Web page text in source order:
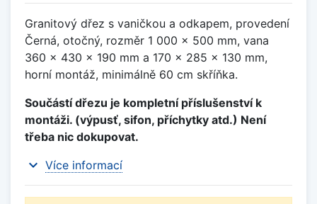
Granitový dřez s vaničkou a odkapem, provedení
Černá, otočný, rozměr 1 000 x 500 mm, vana
360 x 430 x 190 mm a 170 x 285 x 130 mm,
horní montáž, minimálně 60 cm skříňka.
Součástí dřezu je kompletní příslušenství k
montáži. (výpusť, sifon, příchytky atd.) Není
třeba nic dokupovat.
expand_more Více informací